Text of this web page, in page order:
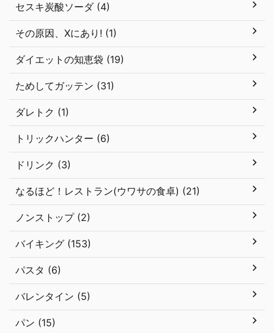
セスキ炭酸ソーダ (4)
その原因、Xにあり! (1)
ダイエットの知恵袋 (19)
ためしてガッテン (31)
ダレトク (1)
トリックハンター (6)
ドリンク (3)
なるほど！レストラン(ウワサの食卓) (21)
ノンストップ (2)
バイキング (153)
パスタ (6)
バレンタイン (5)
パン (15)